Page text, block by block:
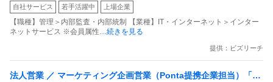
プライアンス推進担当（SBCSD）
自社サービス 若手活躍中 上場企業
【職種】管理＞内部監査・内部統制 【業種】IT・インターネット＞インター
ネットサービス ※会員属性 …続きを見る
提供：ビズリーチ
法人営業 ／ マーケティング企画営業（Ponta提携企業担当）「国